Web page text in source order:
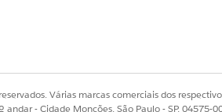
Várias marcas comerciais dos
- Cidade Monções, São Paulo - SP, 04575-